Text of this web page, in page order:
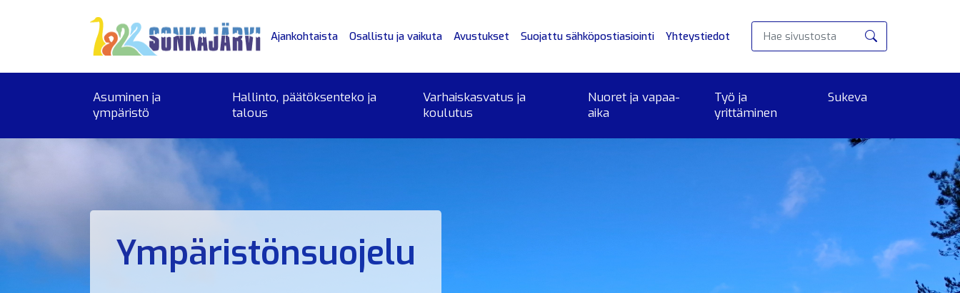
Ajankohtaista Osallistu ja vaikuta Avustukset Suojattu sähköpostiasiointi Yhteystiedot
Hae
Asuminen ja
ympäristö
Hallinto, päätöksenteko ja
talous
Varhaiskasvatus ja
koulutus
Nuoret ja vapaa-
aika
Työ ja
yrittäminen
Sukeva
Ympäristönsuojelu